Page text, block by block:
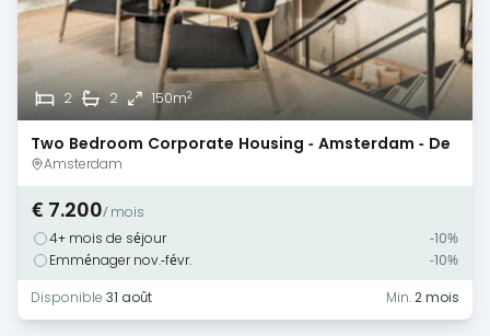
2 2 150m2
Two Bedroom Corporate Housing - Amsterdam - De
PijpAmsterdam
€ 7.200/ mois
4+ mois de séjour
-10%
Emménager nov.-févr.
-10%
Disponible 31 août Min.2 mois